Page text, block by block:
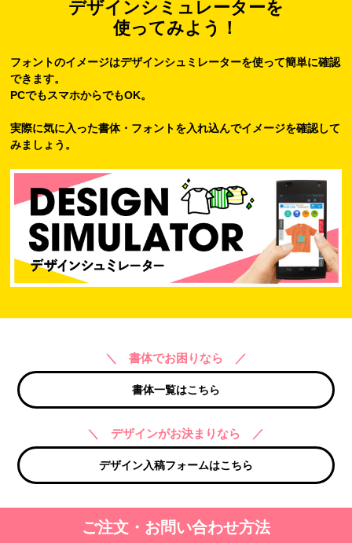
デザインシミュレーターを
使ってみよう！
フォントのイメージはデザインシュミレーターを使って簡単に確認
できます。
PCでもスマホからでもOK。
実際に気に入った書体・フォントを入れ込んでイメージを確認して
みましょう。
＼ 書体でお困りなら ／
書体一覧はこちら
＼ デザインがお決まりなら ／
デザイン入稿フォームはこちら
ご注文・お問い合わせ方法